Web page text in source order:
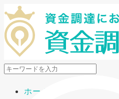
メニューを開閉
ホーム